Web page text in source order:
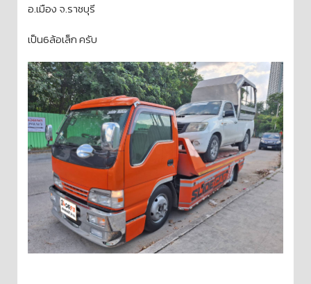
อ.เมือง จ.ราชบุรี
เป็น6ล้อเล็ก ครับ